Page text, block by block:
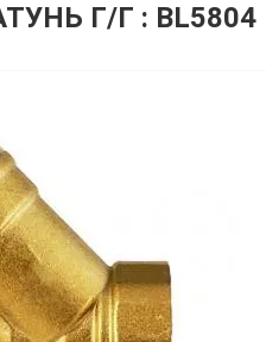
Г/Г : BL5804